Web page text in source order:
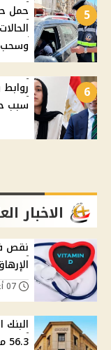
5
حمل
وسحب
6
سبب حصول
الاخبار
56.3 مليار دولار بزيادة 1.23 مليار في يوليو